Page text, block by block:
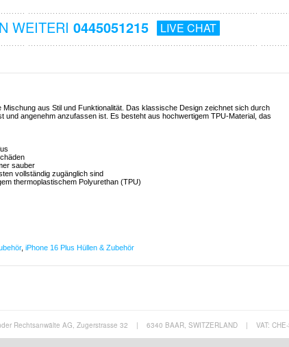
WEITERI 0445051215 LIVE CHAT
aus Stil und Funktionalität. Das klassische Design zeichnet sich durch
und angenehm anzufassen ist. Es besteht aus hochwertigem TPU-Material, das
sauber
vollständig zugänglich sind
thermoplastischem Polyurethan (TPU)
, iPhone 16 Plus Hüllen & Zubehör
Rechtsanwälte AG, Zugerstrasse 32 | 6340 BAAR, SWITZERLAND | VAT: